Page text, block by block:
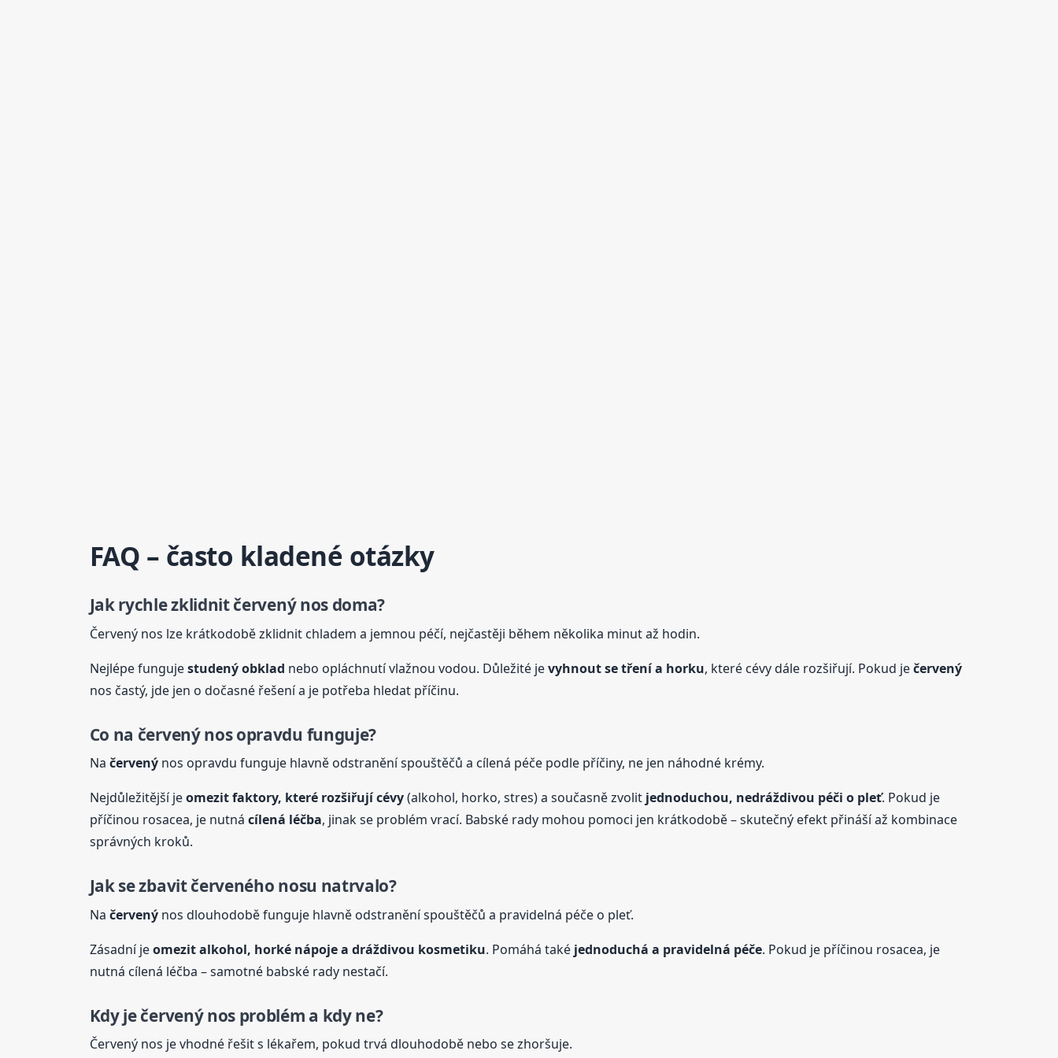
FAQ – často kladené otázky
Jak rychle zklidnitčervenýnos doma?
Červený nos lze krátkodobě zklidnit chladem a jemnou péčí, nejčastěji během několika minut až hodin.
Nejlépe fungujestudený obklad nebo opláchnutí vlažnou vodou. Důležité jevyhnout se tření a horku, které cévy dále rozšiřují. Pokud ječervený
nos častý, jde jen o dočasné řešení a je potřeba hledat příčinu.
Co na červenýnos opravdu funguje?
Na červenýnos opravdu funguje hlavně odstranění spouštěčů a cílená péče podle příčiny, ne jen náhodné krémy.
Nejdůležitější jeomezit faktory, které rozšiřují cévy(alkohol, horko, stres) a současně zvolit jednoduchou, nedráždivou péči o pleť. Pokud je
příčinou rosacea, je nutná cílená léčba, jinak se problém vrací. Babské rady mohou pomoci jen krátkodobě – skutečný efekt přináší až kombinace
správných kroků.
Jak se zbavit červeného nosu natrvalo?
Na červenýnos dlouhodobě funguje hlavně odstranění spouštěčů a pravidelná péče o pleť.
Zásadní jeomezit alkohol, horké nápoje a dráždivou kosmetiku. Pomáhá také jednoduchá a pravidelná péče. Pokud je příčinou rosacea, je
nutná cílená léčba – samotné babské rady nestačí.
Kdy ječervenýnos problém a kdy ne?
Červený nos je vhodné řešit s lékařem, pokud trvá dlouhodobě nebo se zhoršuje.